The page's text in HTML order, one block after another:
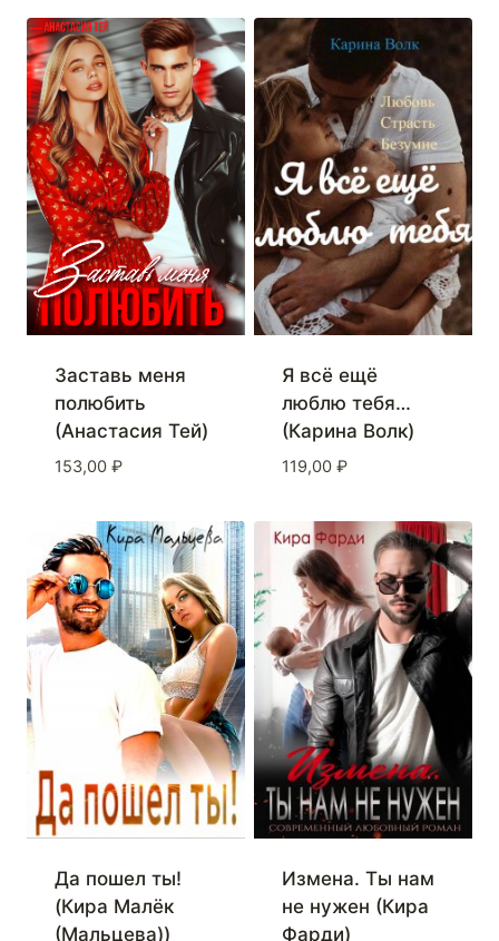
Заставь меня
полюбить
(Анастасия Тей)
153,00 ₽
Я всё ещё
люблю тебя…
(Карина Волк)
119,00 ₽
Да пошел ты!
(Кира Малёк
(Мальцева))
Измена. Ты нам
не нужен (Кира
Фарди)